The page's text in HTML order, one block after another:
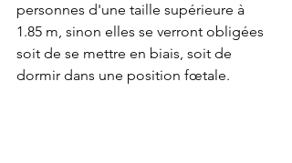
personnes d'une taille supérieure à
1.85 m, sinon elles se verront obligées
soit de se mettre en biais, soit de
dormir dans une position fœtale.